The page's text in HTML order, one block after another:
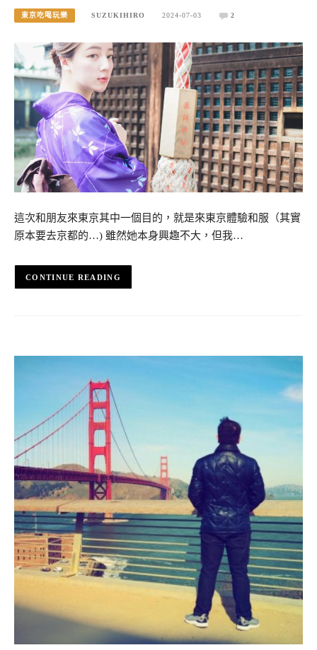
東京吃喝玩樂 SUZUKIHIRO 2024-07-03 2
這次和朋友來東京其中一個目的，就是來東京體驗和服（其實
原本要去京都的…) 雖然她本身興趣不大，但我…
CONTINUE READING